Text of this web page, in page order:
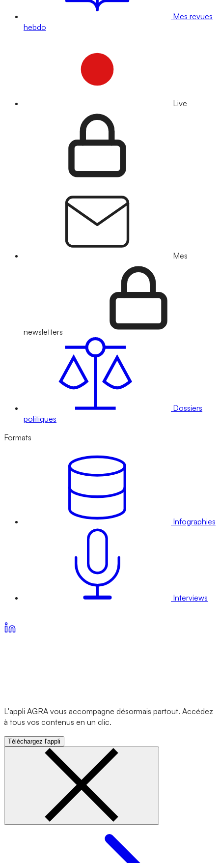
Mes revues
hebdo
Live
Mes
newsletters
Dossiers
politiques
Formats
Infographies
Interviews
L'appli AGRA vous accompagne désormais partout. Accédez
à tous vos contenus en un clic.
Téléchargez l'appli